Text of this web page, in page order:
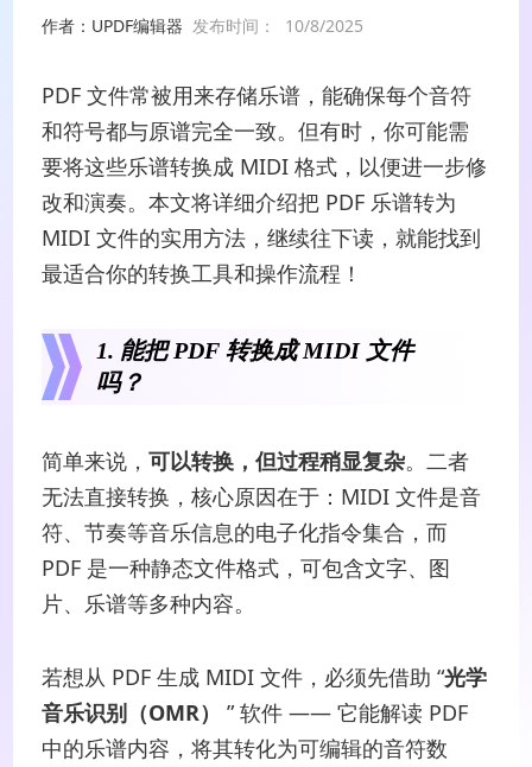
作者：UPDF编辑器 发布时间： 10/8/2025
PDF 文件常被用来存储乐谱，能确保每个音符
和符号都与原谱完全一致。但有时，你可能需
要将这些乐谱转换成 MIDI 格式，以便进一步修
改和演奏。本文将详细介绍把 PDF 乐谱转为
MIDI 文件的实用方法，继续往下读，就能找到
最适合你的转换工具和操作流程！
1. 能把 PDF 转换成 MIDI 文件
吗？
简单来说，可以转换，但过程稍显复杂。二者
无法直接转换，核心原因在于：MIDI 文件是音
符、节奏等音乐信息的电子化指令集合，而
PDF 是一种静态文件格式，可包含文字、图
片、乐谱等多种内容。
若想从 PDF 生成 MIDI 文件，必须先借助 “光学
音乐识别（OMR）
” 软件 —— 它能解读 PDF
中的乐谱内容，将其转化为可编辑的音符数